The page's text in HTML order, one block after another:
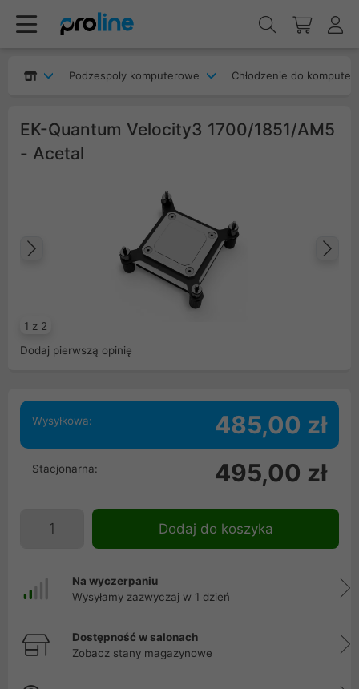
Podzespoły komputerowe Chłodzenie do
EK-Quantum Velocity3 1700/1851/AM5
- Acetal
1 z 2
Poprzedni
Dodaj pierwszą opinię
Wysyłkowa: 485,00 zł
Stacjonarna: 495,00 zł
Dodaj do koszyka
Na wyczerpaniu
Wysyłamy zazwyczaj w 1 dzień
Dostępność w salonach
Zobacz stany magazynowe